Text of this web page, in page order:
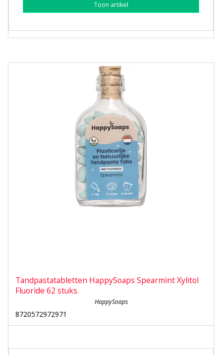
Toon artikel
Tandpastatabletten HappySoaps Spearmint Xylitol
Fluoride 62 stuks.
HappySoaps
8720572972971